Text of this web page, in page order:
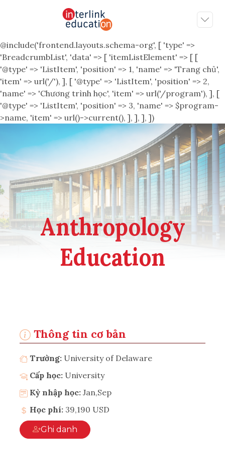
@include('frontend.layouts.schema-org', [ 'type' =>
'BreadcrumbList', 'data' => [ 'itemListElement' => [ [
'@type' => 'ListItem', 'position' => 1, 'name' => 'Trang chủ',
'item' => url('/'), ], [ '@type' => 'ListItem', 'position' => 2,
'name' => 'Chương trình học', 'item' => url('/program'), ], [
'@type' => 'ListItem', 'position' => 3, 'name' => $program-
>name, 'item' => url()->current(), ], ], ], ])
Anthropology
Education
Thông tin cơ bản
Trường: University of Delaware
Cấp học: University
Kỳ nhập học: Jan,Sep
Học phí: 39,190 USD
Ghi danh